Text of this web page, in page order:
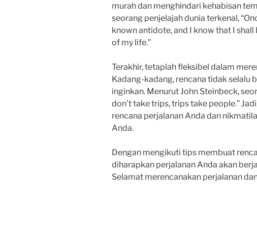
murah dan menghindari kehabisan
seorang penjelajah dunia terkenal,
known antidote, and I know that I
of my life.”
Terakhir, tetaplah fleksibel dalam
Kadang-kadang, rencana tidak selalu
inginkan. Menurut John Steinbeck,
don’t take trips, trips take people.”
rencana perjalanan Anda dan
Anda.
Dengan mengikuti tips membuat
diharapkan perjalanan Anda akan
Selamat merencanakan perjalanan